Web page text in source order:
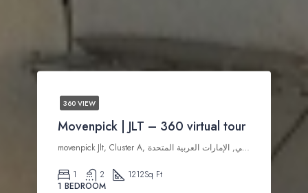
360 VIEW
Movenpick | JLT – 360 virtual tour
movenpick Jlt, Cluster A, تلال الإمارات, أبراج بحيرات الجميرا, دبي, الإمارات العربية المتحدة
1 2 1212Sq Ft
1 BEDROOM